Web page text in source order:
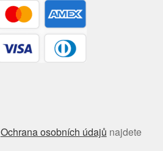
Ochrana osobních údajů najdete